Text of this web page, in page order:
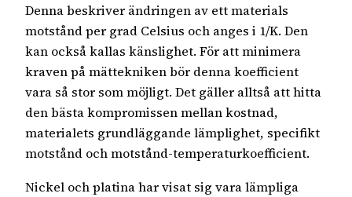
Denna beskriver ändringen av ett materials
motstånd per grad Celsius och anges i 1/K. Den
kan också kallas känslighet. För att minimera
kraven på mättekniken bör denna koefficient
vara så stor som möjligt. Det gäller alltså att hitta
den bästa kompromissen mellan kostnad,
materialets grundläggande lämplighet, specifikt
motstånd och motstånd-temperaturkoefficient.
Nickel och platina har visat sig vara lämpliga